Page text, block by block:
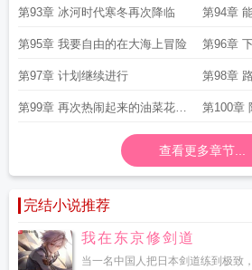
第93章 冰河时代寒冬再次降临 第94章
第95章 我要自由的在大海上冒险 第96章
第97章 计划继续进行 第98章
斯摩格相
第99章 再次热闹起来的油菜花牧 第100章
了不起的
查看更多章节...
完结小说推荐
我在东京修剑道
当一名中国人把日本剑道练到极致